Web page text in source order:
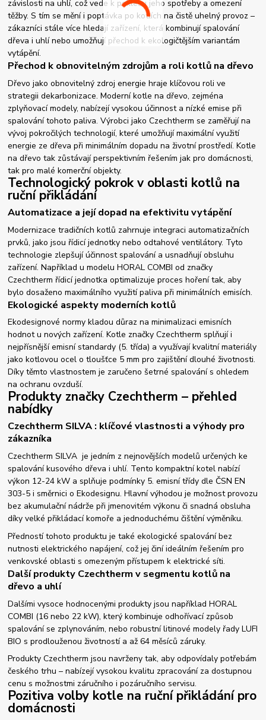
závislosti na uhlí, což vede k poklesu jeho spotřeby a omezení
těžby. S tím se mění i poptávka po kotlích na čistě uhelný provoz –
zákazníci stále více hledají zařízení, která kombinují spalování
dřeva i uhlí nebo umožňují přechod k ekologičtějším variantám
vytápění.
Přechod k obnovitelným zdrojům a roli kotlů na dřevo
Dřevo jako obnovitelný zdroj energie hraje klíčovou roli ve
strategii dekarbonizace. Moderní kotle na dřevo, zejména
zplyňovací modely, nabízejí vysokou účinnost a nízké emise při
spalování tohoto paliva. Výrobci jako Czechtherm se zaměřují na
vývoj pokročilých technologií, které umožňují maximální využití
energie ze dřeva při minimálním dopadu na životní prostředí. Kotle
na dřevo tak zůstávají perspektivním řešením jak pro domácnosti,
tak pro malé komerční objekty.
Technologický pokrok v oblasti kotlů na
ruční přikládání
Automatizace a její dopad na efektivitu vytápění
Modernizace tradičních kotlů zahrnuje integraci automatizačních
prvků, jako jsou řídicí jednotky nebo odtahové ventilátory. Tyto
technologie zlepšují účinnost spalování a usnadňují obsluhu
zařízení. Například u modelu HORAL COMBI od značky
Czechtherm řídicí jednotka optimalizuje proces hoření tak, aby
bylo dosaženo maximálního využití paliva při minimálních emisích.
Ekologické aspekty moderních kotlů
Ekodesignové normy kladou důraz na minimalizaci emisních
hodnot u nových zařízení. Kotle značky Czechtherm splňují i
nejpřísnější emisní standardy (5. třída) a využívají kvalitní materiály
jako kotlovou ocel o tloušťce 5 mm pro zajištění dlouhé životnosti.
Díky těmto vlastnostem je zaručeno šetrné spalování s ohledem
na ochranu ovzduší.
Produkty značky Czechtherm – přehled
nabídky
Czechtherm SILVA : klíčové vlastnosti a výhody pro
zákazníka
Czechtherm SILVA je jedním z nejnovějších modelů určených ke
spalování kusového dřeva i uhlí. Tento kompaktní kotel nabízí
výkon 12-24 kW a splňuje podmínky 5. emisní třídy dle ČSN EN
303-5 i směrnici o Ekodesignu. Hlavní výhodou je možnost provozu
bez akumulační nádrže při jmenovitém výkonu či snadná obsluha
díky velké přikládací komoře a jednoduchému čištění výměníku.
Předností tohoto produktu je také ekologické spalování bez
nutnosti elektrického napájení, což jej činí ideálním řešením pro
venkovské oblasti s omezeným přístupem k elektrické síti.
Další produkty Czechtherm v segmentu kotlů na
dřevo a uhlí
Dalšími vysoce hodnocenými produkty jsou například HORAL
COMBI (16 nebo 22 kW), který kombinuje odhořívací způsob
spalování se zplynováním, nebo robustní litinové modely řady LUFI
BIO s prodlouženou životností a až 64 měsíců záruky.
Produkty Czechtherm jsou navrženy tak, aby odpovídaly potřebám
českého trhu – nabízejí vysokou kvalitu zpracování za dostupnou
cenu s možnostmi záručního i pozáručního servisu.
Pozitiva volby kotle na ruční přikládání pro
domácnosti